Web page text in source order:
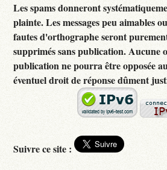
Les spams donneront
plainte. Les messages peu aimables
fautes d'orthographe seront
supprimés sans publication. Aucune
publication ne pourra être opposée
éventuel droit de réponse dûment
Suivre ce site :